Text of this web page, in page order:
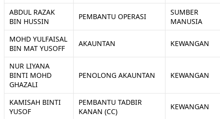
ABDUL RAZAK
BIN HUSSIN
PEMBANTU OPERASI
SUMBER
MANUSIA
MOHD YULFAISAL
BIN MAT YUSOFF
AKAUNTAN KEWANGAN
NUR LIYANA
BINTI MOHD
GHAZALI
PENOLONG AKAUNTAN KEWANGAN
KAMISAH BINTI
YUSOF
PEMBANTU TADBIR
KANAN (CC)
KEWANGAN